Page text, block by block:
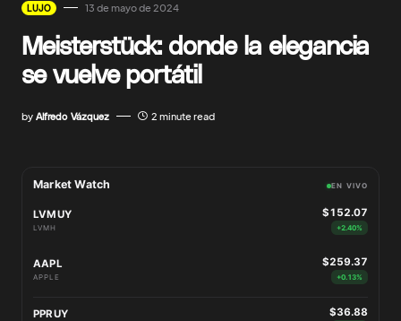
LUJO 13 de mayo de 2024
Meisterstück: donde la elegancia
se vuelve portátil
by Alfredo Vázquez 2 minute read
Market Watch EN VIVO
LVMUY
LVMH
$152.07
+2.40%
AAPL
APPLE
$259.37
+0.13%
PPRUY $36.88